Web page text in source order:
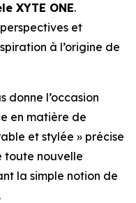
XYTE ONE.
et
à l’origine de
donne l’occasion
en matière de
et stylée » précise
toute nouvelle
la simple notion de